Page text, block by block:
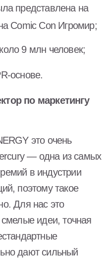
представлена на
Comic Con Игромир;
9 млн человек;
основе.
по маркетингу
это очень
— одна из самых
в индустрии
поэтому такое
Для нас это
идеи, точная
дают сильный